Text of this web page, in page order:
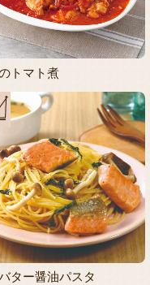
トマト煮
ター醤油パスタ